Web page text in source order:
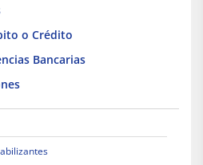
o Crédito
Bancarias